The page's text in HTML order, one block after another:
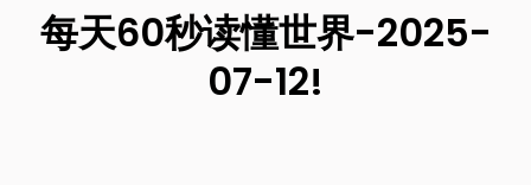
每天60秒读懂世界-2025-
07-12!